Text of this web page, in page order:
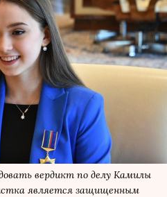
вердикт по делу Камилы
является защищенным